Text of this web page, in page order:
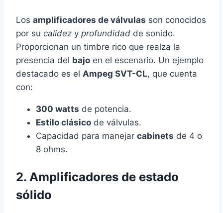
Los amplificadores de válvulas son conocidos
por su calidez y profundidad de sonido.
Proporcionan un timbre rico que realza la
presencia del bajo en el escenario. Un ejemplo
destacado es el Ampeg SVT-CL, que cuenta
con:
300 watts de potencia.
Estilo clásico de válvulas.
Capacidad para manejar cabinets de 4 o
8 ohms.
2. Amplificadores de estado
sólido